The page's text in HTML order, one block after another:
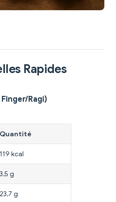
Rapides
Ragi)
Quantité
119 kcal
3,5 g
23,7 g